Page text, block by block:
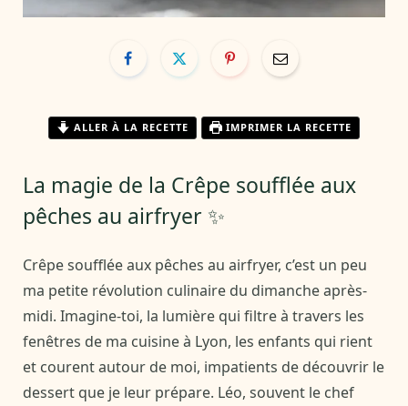
ALLER À LA RECETTE IMPRIMER LA RECETTE
La magie de la Crêpe soufflée aux
pêches au airfryer ✨
Crêpe soufflée aux pêches au airfryer, c’est un peu
ma petite révolution culinaire du dimanche après-
midi. Imagine-toi, la lumière qui filtre à travers les
fenêtres de ma cuisine à Lyon, les enfants qui rient
et courent autour de moi, impatients de découvrir le
dessert que je leur prépare. Léo, souvent le chef